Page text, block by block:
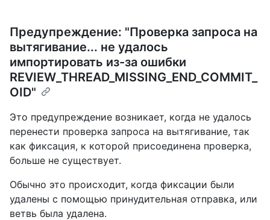
Предупреждение: "Проверка запроса на
вытягивание... не удалось
импортировать из-за ошибки
REVIEW_THREAD_MISSING_END_COMMIT_
OID"
Это предупреждение возникает, когда не удалось
перенести проверка запроса на вытягивание, так
как фиксация, к которой присоединена проверка,
больше не существует.
Обычно это происходит, когда фиксации были
удалены с помощью принудительная отправка, или
ветвь была удалена.